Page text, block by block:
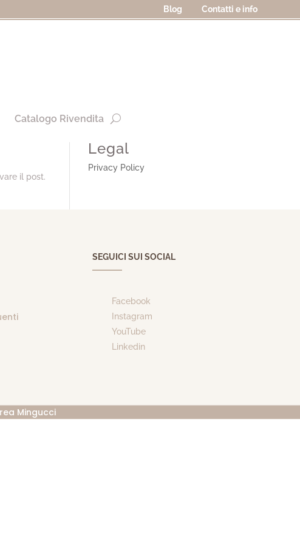
Blog Contatti e info
Catalogo Rivendita
il post.
Legal
Privacy Policy
SEGUICI SUI SOCIAL
Facebook
Instagram
YouTube
Linkedin
Mingucci